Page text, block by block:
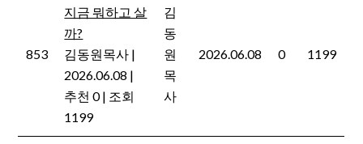
853
지금 뭐하고 살
까?
김동원목사 |
2026.06.08 |
추천 0| 조회
1199
김
동
원
목
사
2026.06.08 0 1199